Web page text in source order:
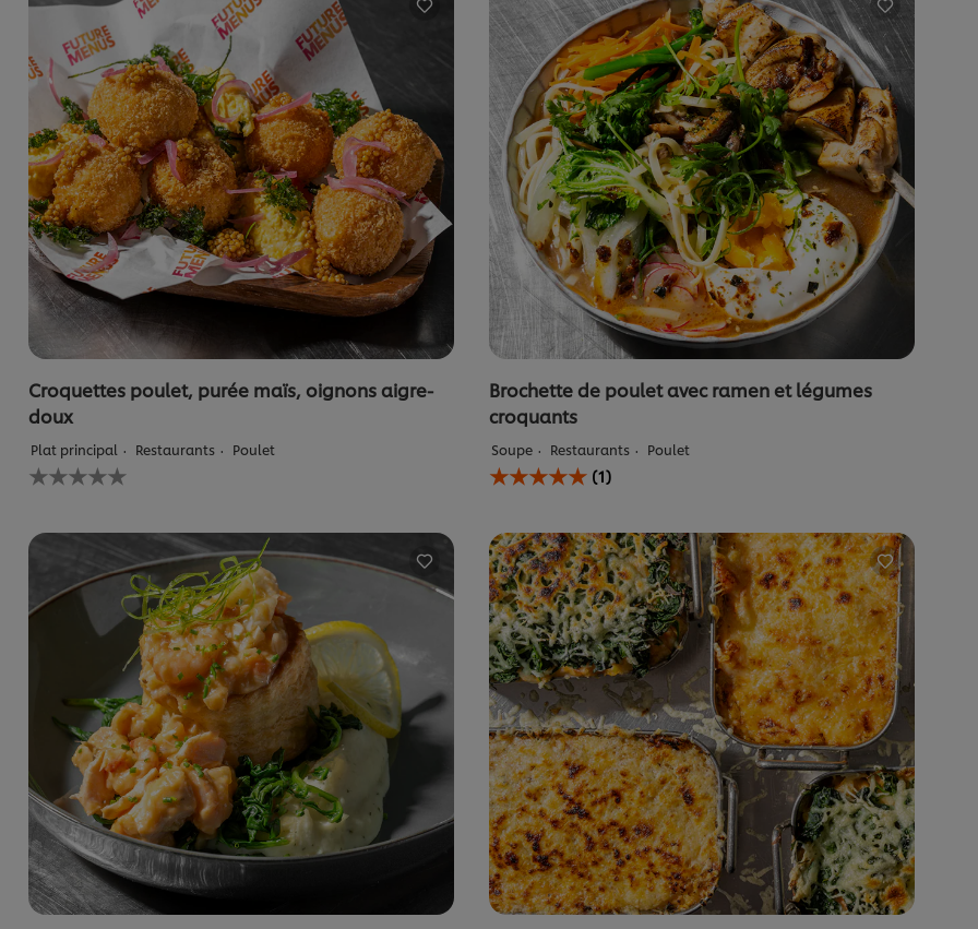
recipe
Tagliatelles
au
poulet,
champignons
lardons
est
de
3.9
sur
à
partir
de
7
notes.
Croquettes poulet, purée maïs, oignons aigre-
doux
Plat principal Restaurants Poulet
Aucune
évaluation
ce
Brochette de poulet avec ramen et légumes
croquants
Soupe Restaurants Poulet
La
note
ce
Kipbrochette
met
ramen
en
krokante
groentjes
est
de
5.0
sur
5
à
partir
de
1
notes.
(1)